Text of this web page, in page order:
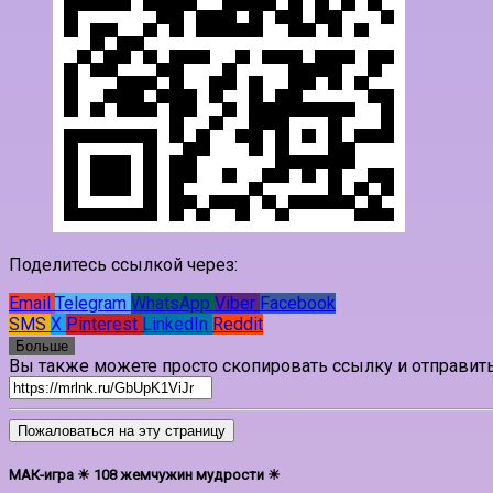
Поделитесь ссылкой через:
Email Telegram WhatsApp Viber Facebook
SMS X Pinterest LinkedIn Reddit
Больше
Вы также можете просто скопировать ссылку и
Пожаловаться на эту страницу
МАК-игра ☀ 108 жемчужин мудрости ☀